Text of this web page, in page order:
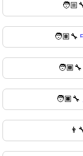
🧑🏽‍🔧
🧑🏾‍🔧
🧑🏿‍🔧